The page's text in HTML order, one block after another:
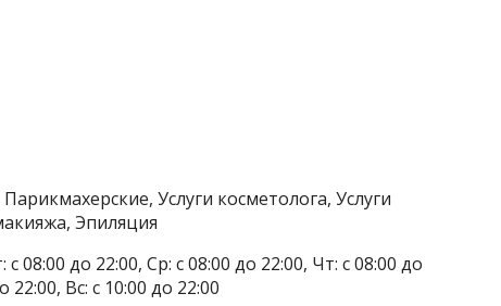
Услуги косметолога, Услуги
Эпиляция
08:00 до 22:00, Ср: с 08:00 до 22:00, Чт: с 08:00 до
22:00, Вс: с 10:00 до 22:00